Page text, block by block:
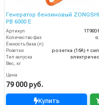
Генератор бензиновый
PB 6000 E
Артикул
Количество фаз
Ёмкость бака (л)
Розетки
Тип запуска
Вес, кг
Цена
79 000 руб.
Купить